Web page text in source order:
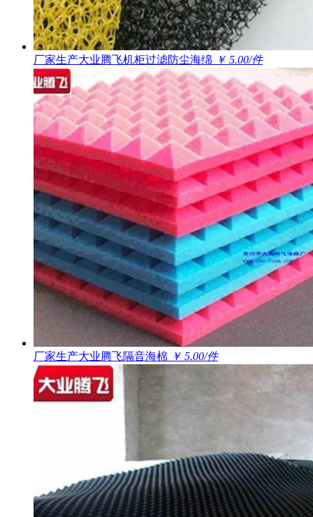
厂家生产大业腾飞机柜过滤防尘海绵 ￥ 5.00/件
厂家生产大业腾飞隔音海棉 ￥ 5.00/件